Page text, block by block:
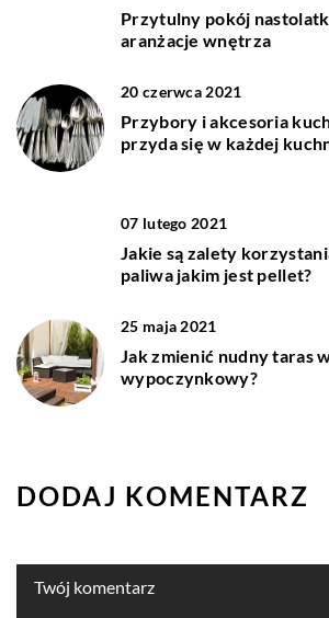
Przytulny pokój
aranżacje wnętrza
20 czerwca 2021
Przybory i akcesoria
przyda się w każdej
07 lutego 2021
Jakie są zalety
paliwa jakim jest pellet?
25 maja 2021
Jak zmienić nudny taras
wypoczynkowy?
DODAJ KOMENTARZ